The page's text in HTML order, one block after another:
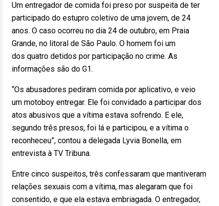
Um entregador de comida foi preso por suspeita de ter
participado do estupro coletivo de uma jovem, de 24
anos. O caso ocorreu no dia 24 de outubro, em Praia
Grande, no litoral de São Paulo. O homem foi um
dos quatro detidos por participação no crime. As
informações são do G1.
“Os abusadores pediram comida por aplicativo, e veio
um motoboy entregar. Ele foi convidado a participar dos
atos abusivos que a vítima estava sofrendo. E ele,
segundo três presos, foi lá e participou, e a vítima o
reconheceu”, contou a delegada Lyvia Bonella, em
entrevista à TV Tribuna.
Entre cinco suspeitos, três confessaram que mantiveram
relações sexuais com a vítima, mas alegaram que foi
consentido, e que ela estava embriagada. O entregador,